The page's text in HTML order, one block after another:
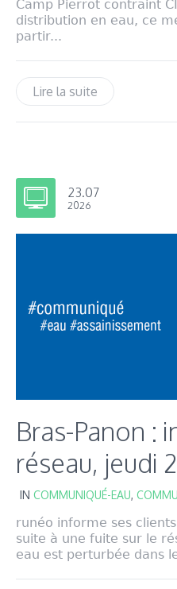
Camp Pierrot contraint
distribution en eau, ce
partir...
Lire la suite
23.07
2026
Bras-Panon :
réseau, jeudi
IN COMMUNIQUÉ-EAU,
runéo informe ses clients
suite à une fuite sur le
eau est perturbée dans